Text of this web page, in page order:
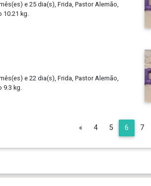
e 25 dia(s), Frida, Pastor Alemão,
10.21 kg.
e 22 dia(s), Frida, Pastor Alemão,
9.3 kg.
« Previous
4 5 6 7